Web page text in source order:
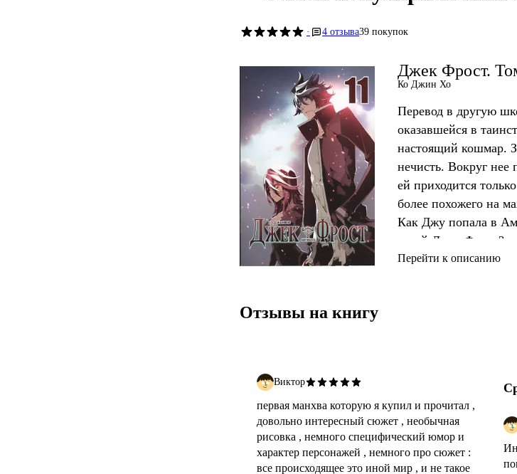
· 4 отзыва39 покупок
Джек Фрост.
Ко Джин Хо
Перевод в другую
оказавшейся в
настоящий кошмар.
нечисть. Вокруг нее
ей приходится
более похожего на
Как Джу попала в
такой Джек Фрост?
Перейти к описанию
Отзывы на книгу
Виктор
первая манхва которую я купил и прочитал ,
довольно интересный сюжет , необычная
рисовка , немного специфический юмор и
характер персонажей , немного про сюжет :
все происходящее это иной мир , и не такое